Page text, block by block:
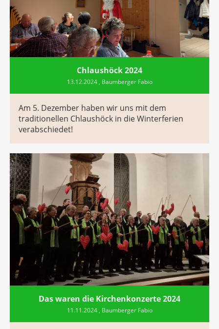
Chlaushöck 2024
13.12.2024, Baumberger Fabio
Am 5. Dezember haben wir uns mit dem
traditionellen Chlaushöck in die Winterferien
verabschiedet!
Das waren die Kirchenkonzerte 2024
11.11.2024, Baumberger Fabio